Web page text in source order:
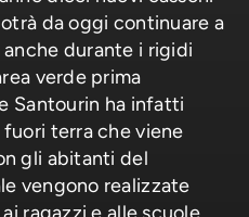
da oggi continuare a
durante i rigidi
verde prima
Santourin ha infatti
terra che viene
gli abitanti del
vengono realizzate